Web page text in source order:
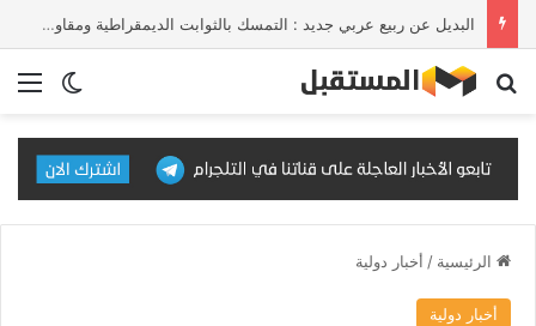
البديل عن ربيع عربي جديد : التمسك بالثوابت الديمقراطية ومقاومة الإلحاق بالقوى الأجنبية
الوضع بحث عن
الرئيسية / أخبار دولية
أخبار دولية